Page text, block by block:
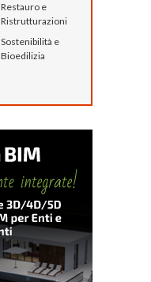
Restauro e
Ristrutturazioni
Sostenibilità e
Bioedilizia